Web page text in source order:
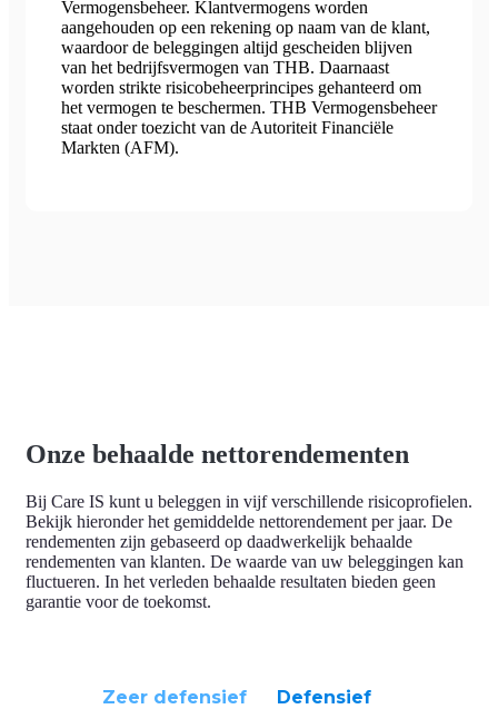
Vermogensbeheer. Klantvermogens worden
aangehouden op een rekening op naam van de klant,
waardoor de beleggingen altijd gescheiden blijven
van het bedrijfsvermogen van THB. Daarnaast
worden strikte risicobeheerprincipes gehanteerd om
het vermogen te beschermen. THB Vermogensbeheer
staat onder toezicht van de Autoriteit Financiële
Markten (AFM).
Onze behaalde nettorendementen
Bij Care IS kunt u beleggen in vijf verschillende risicoprofielen.
Bekijk hieronderhet gemiddelde nettorendement per jaar. De
rendementen zijn gebaseerd op daadwerkelijk behaalde
rendementen van klanten. De waarde van uw beleggingen kan
fluctueren. In het verleden behaalde resultaten bieden geen
garantie voor de toekomst.